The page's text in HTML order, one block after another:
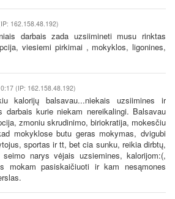
162.158.48.192)
darbais zada uzsiimineti musu rinktas
viesiemi pirkimai , mokyklos, ligonines,
(IP: 162.158.48.192)
kalorijų balsavau...niekais uzsiimines ir
darbais kurie niekam nereikalingi. Balsavau
zmoniu skrudinimo, biriokratija, mokesčiu
mokyklose butu geras mokymas, dvigubi
sportas ir tt, bet cia sunku, reikia dirbtų,
narys vėjais uzsiemines, kalorijom:(,
mokam pasiskaičiuoti ir kam nesąmones